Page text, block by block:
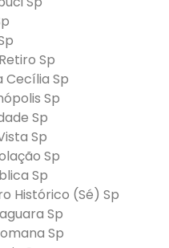
Sp
Cecília Sp
Sp
Sp
Sp
Sp
Sp
Histórico (Sé) Sp
Sp
Sp